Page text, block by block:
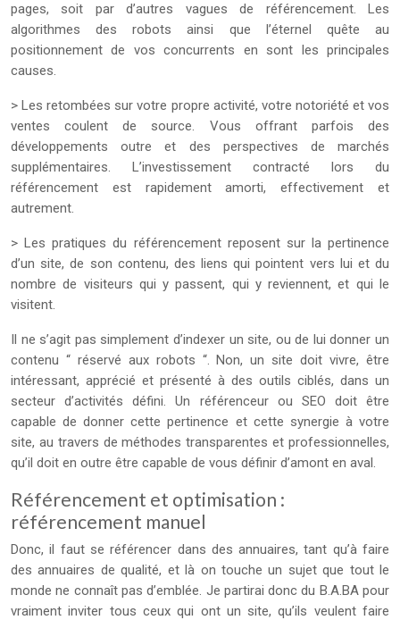
pages, soit par d’autres vagues de référencement. Les
algorithmes des robots ainsi que l’éternel quête au
positionnement de vos concurrents en sont les principales
causes.
> Les retombées sur votre propre activité, votre notoriété et vos
ventes coulent de source. Vous offrant parfois des
développements outre et des perspectives de marchés
supplémentaires. L’investissement contracté lors du
référencement est rapidement amorti, effectivement et
autrement.
> Les pratiques du référencement reposent sur la pertinence
d’un site, de son contenu, des liens qui pointent vers lui et du
nombre de visiteurs qui y passent, qui y reviennent, et qui le
visitent.
Il ne s’agit pas simplement d’indexer un site, ou de lui donner un
contenu “ réservé aux robots “. Non, un site doit vivre, être
intéressant, apprécié et présenté à des outils ciblés, dans un
secteur d’activités défini. Un référenceur ou SEO doit être
capable de donner cette pertinence et cette synergie à votre
site, au travers de méthodes transparentes et professionnelles,
qu’il doit en outre être capable de vous définir d’amont en aval.
Référencement et optimisation :
référencement manuel
Donc, il faut se référencer dans des annuaires, tant qu’à faire
des annuaires de qualité, et là on touche un sujet que tout le
monde ne connaît pas d’emblée. Je partirai donc du B.A.BA pour
vraiment inviter tous ceux qui ont un site, qu’ils veulent faire